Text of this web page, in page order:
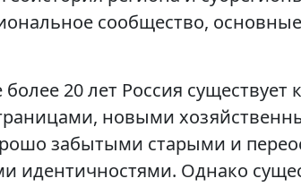
сообщество,
20 лет Россия существует
новыми
забытыми старыми и
идентичностями. Однако